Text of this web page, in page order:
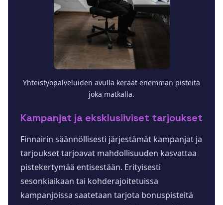
Yhteistyöpalveluiden avulla keräät enemmän pisteitä
joka matkalla.
Kampanjat ja eksklusiiviset tarjoukset
Finnairin säännöllisesti järjestämät kampanjat ja
tarjoukset tarjoavat mahdollisuuden kasvattaa
pistekertymää entisestään. Erityisesti
sesonkiaikaan tai kohderajoitetuissa
kampanjoissa saatetaan tarjota bonuspisteitä